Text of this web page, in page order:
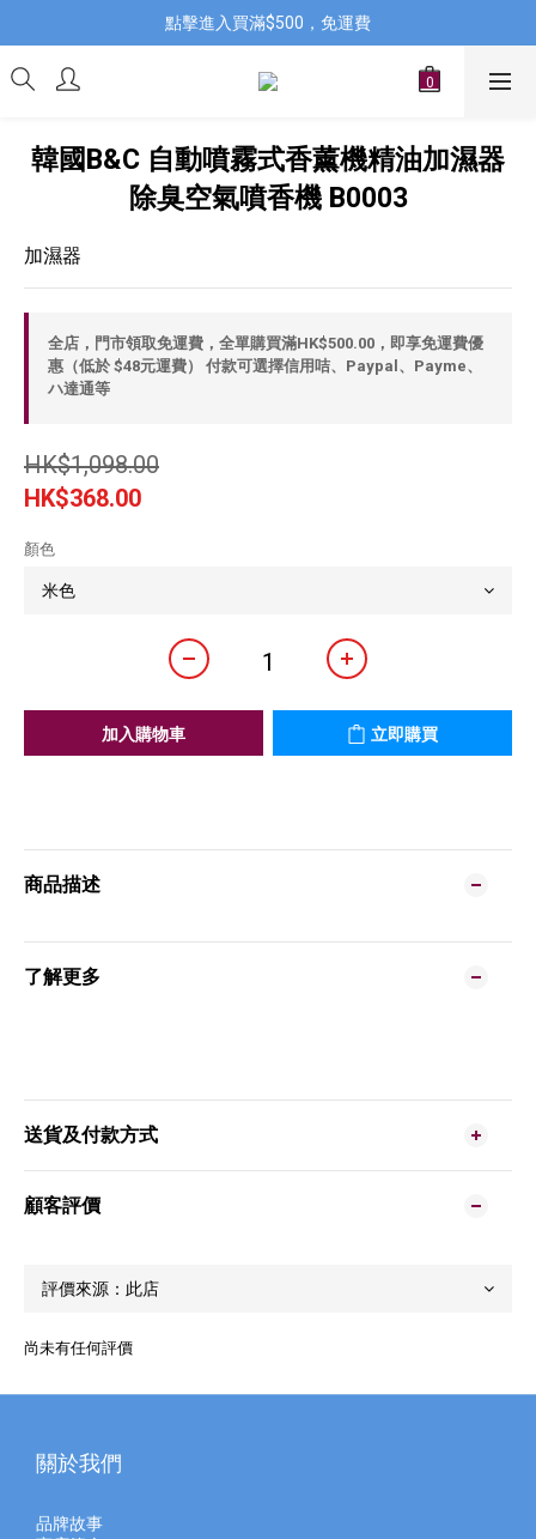
點擊進入買滿$500，免運費
韓國B&C 自動噴霧式香薰機精油加濕器
除臭空氣噴香機 B0003
加濕器
全店，門市領取免運費，全單購買滿HK$500.00，即享免運費優
惠（低於 $48元運費） 付款可選擇信用咭、Paypal、Payme、
ハ達通等
HK$1,098.00
HK$368.00
顏色
加入購物車 立即購買
商品描述
了解更多
送貨及付款方式
顧客評價
尚未有任何評價
關於我們
品牌故事